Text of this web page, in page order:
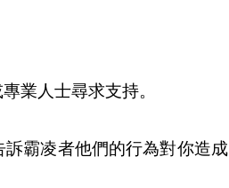
業人士尋求支持。
霸凌者他們的行為對你造成